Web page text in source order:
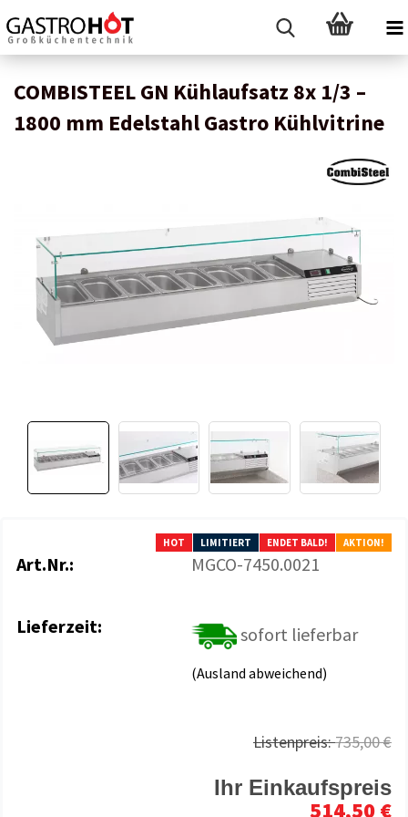
COMBISTEEL GN Kühlaufsatz 8x 1/3 –
1800 mm Edelstahl Gastro Kühlvitrine
HOT LIMITIERT ENDET BALD! AKTION!
Art.Nr.: MGCO-7450.0021
Lieferzeit: sofort lieferbar
(Ausland abweichend)
Listenpreis:735,00 €
Ihr Einkaufspreis
514,50 €